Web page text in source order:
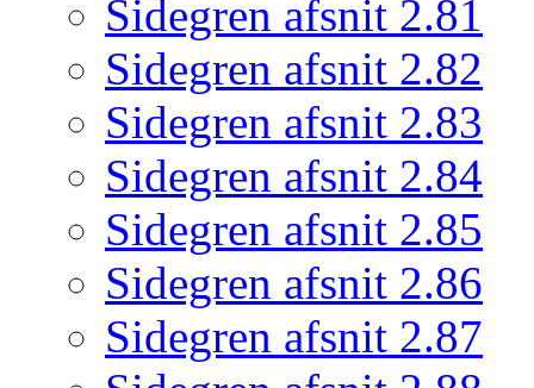
Sidegren afsnit 2.81
Sidegren afsnit 2.82
Sidegren afsnit 2.83
Sidegren afsnit 2.84
Sidegren afsnit 2.85
Sidegren afsnit 2.86
Sidegren afsnit 2.87